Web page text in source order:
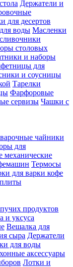
Держатели и
для десертов
воды Масленки
столовых
и наборы
для
и соусницы
Тарелки
Фарфоровые
сервизы Чашки с
чайники
для
механические
Термосы
для варки кофе
продуктов
и уксуса
Вешалка для
сыра Держатели
для воды
аксессуары
Лотки и